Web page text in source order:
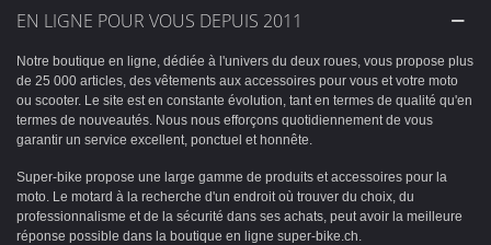
EN LIGNE POUR VOUS DEPUIS 2011
Notre boutique en ligne, dédiée à l'univers du deux roues, vous propose plus
de 25 000 articles, des vêtements aux accessoires pour vous et votre moto
ou scooter. Le site est en constante évolution, tant en termes de qualité qu'en
termes de nouveautés. Nous nous efforçons quotidiennement de vous
garantir un service excellent, ponctuel et honnête.
Super-bike propose une large gamme de produits et accessoires pour la
moto. Le motard à la recherche d'un endroit où trouver du choix, du
professionnalisme et de la sécurité dans ses achats, peut avoir la meilleure
réponse possible dans la boutique en ligne super-bike.ch.